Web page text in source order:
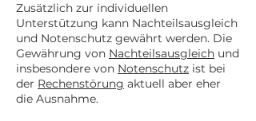
Zusätzlich zur individuellen
Unterstützung kann Nachteilsausgleich
und Notenschutz gewährt werden. Die
Gewährung von Nachteilsausgleich und
insbesondere von Notenschutz ist bei
der Rechenstörung aktuell aber eher
die Ausnahme.